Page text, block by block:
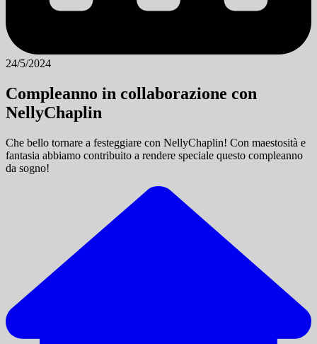
24/5/2024
Compleanno in collaborazione con
NellyChaplin
Che bello tornare a festeggiare con NellyChaplin! Con maestosità e
fantasia abbiamo contribuito a rendere speciale questo compleanno
da sogno!